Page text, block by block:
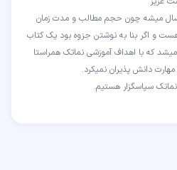
میشه چون حجم مطالب و مدت زمان
و اگر بنا به نوشتن جزوه بود یک کتاب
صفحه میشد که با اهداف آموزشی نماتک همراستا